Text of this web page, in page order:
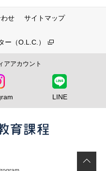
せ
サイトマップ
ー（O.L.C.）
アアカウント
LINE